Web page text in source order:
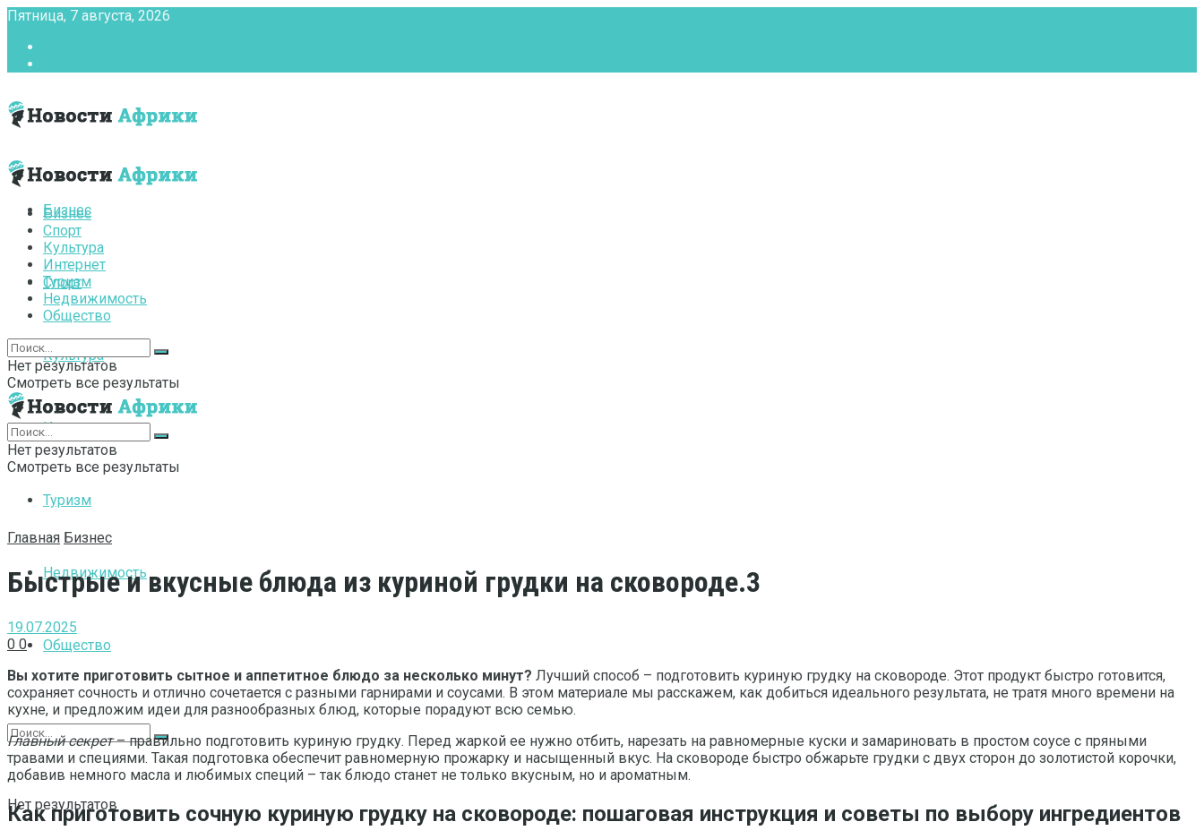
Пятница, 7 августа, 2026
Бизнес
Спорт
Культура
Интернет
Туризм
Недвижимость
Общество
Нет результатов
Бизнес
Спорт
Культура
Интернет
Туризм
Недвижимость
Общество
Нет результатов
Смотреть все результаты
Нет результатов
Смотреть все результаты
Главная Бизнес
Быстрые и вкусные блюда из куриной грудки на сковороде.3
19.07.2025
0 0
Вы хотите приготовить сытное и аппетитное блюдо за несколько минут? Лучший способ – подготовить куриную грудку на сковороде. Этот продукт быстро готовится,
сохраняет сочность и отлично сочетается с разными гарнирами и соусами. В этом материале мы расскажем, как добиться идеального результата, не тратя много времени на
кухне, и предложим идеи для разнообразных блюд, которые порадуют всю семью.
Главный секрет– правильно подготовить куриную грудку. Перед жаркой ее нужно отбить, нарезать на равномерные куски и замариновать в простом соусе с пряными
травами и специями. Такая подготовка обеспечит равномерную прожарку и насыщенный вкус. На сковороде быстро обжарьте грудки с двух сторон до золотистой корочки,
добавив немного масла и любимых специй – так блюдо станет не только вкусным, но и ароматным.
Как приготовить сочную куриную грудку на сковороде: пошаговая инструкция и советы по выбору ингредиентов